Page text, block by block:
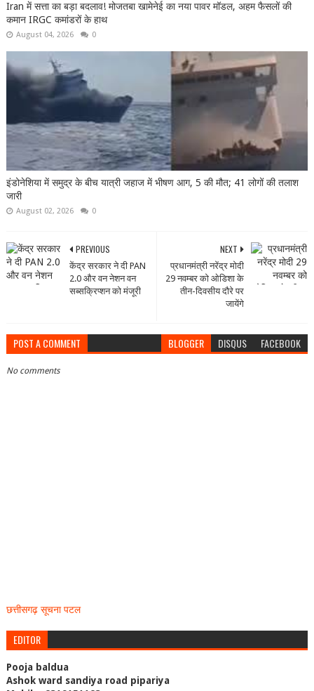
Iran में सत्ता का बड़ा बदलाव! मोजतबा खामेनेई का नया पावर मॉडल, अहम फैसलों की
कमान IRGC कमांडरों के हाथ
August 04, 2026 0
इंडोनेशिया में समुद्र के बीच यात्री जहाज में भीषण आग, 5 की मौत; 41 लोगों की तलाश
जारी
August 02, 2026 0
NEXT
प्रधानमंत्री नरेंद्र मोदी
29 नवम्‍बर को ओडिशा के
तीन-दिवसीय दौरे पर
जायेंगे
PREVIOUS
केंद्र सरकार ने दी PAN
2.0 और वन नेशन वन
सब्सक्रिप्शन को मंजूरी
POST A COMMENT BLOGGER DISQUS FACEBOOK
No comments
छत्तीसगढ़ सूचना पटल
EDITOR
Pooja baldua
Ashok ward sandiya road pipariya